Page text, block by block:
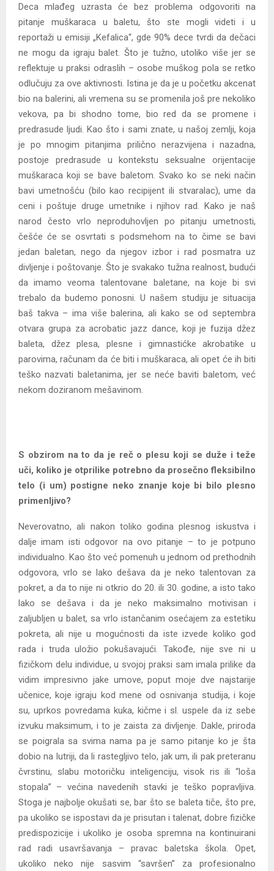
Deca mlađeg uzrasta će bez problema odgovoriti na
pitanje muškaraca u baletu, što ste mogli videti i u
reportaži u emisiji „Kefalica“, gde 90% dece tvrdi da dečaci
ne mogu da igraju balet. Što je tužno, utoliko više jer se
reflektuje u praksi odraslih – osobe muškog pola se retko
odlučuju za ove aktivnosti. Istina je da je u početku akcenat
bio na balerini, ali vremena su se promenila još pre nekoliko
vekova, pa bi shodno tome, bio red da se promene i
predrasude ljudi. Kao što i sami znate, u našoj zemlji, koja
je po mnogim pitanjima prilično nerazvijena i nazadna,
postoje predrasude u kontekstu seksualne orijentacije
muškaraca koji se bave baletom. Svako ko se neki način
bavi umetnošću (bilo kao recipijent ili stvaralac), ume da
ceni i poštuje druge umetnike i njihov rad. Kako je naš
narod često vrlo neproduhovljen po pitanju umetnosti,
češće će se osvrtati s podsmehom na to čime se bavi
jedan baletan, nego da njegov izbor i rad posmatra uz
divljenje i poštovanje. Što je svakako tužna realnost, budući
da imamo veoma talentovane baletane, na koje bi svi
trebalo da budemo ponosni. U našem studiju je situacija
baš takva – ima više balerina, ali kako se od septembra
otvara grupa za acrobatic jazz dance, koji je fuzija džez
baleta, džez plesa, plesne i gimnastićke akrobatike u
parovima, računam da će biti i muškaraca, ali opet će ih biti
teško nazvati baletanima, jer se neće baviti baletom, već
nekom doziranom mešavinom.
S obzirom na to da je reč o plesu koji se duže i teže
uči, koliko je otprilike potrebno da prosečno fleksibilno
telo (i um) postigne neko znanje koje bi bilo plesno
primenljivo?
Neverovatno, ali nakon toliko godina plesnog iskustva i
dalje imam isti odgovor na ovo pitanje – to je potpuno
individualno. Kao što već pomenuh u jednom od prethodnih
odgovora, vrlo se lako dešava da je neko talentovan za
pokret, a da to nije ni otkrio do 20. ili 30. godine, a isto tako
lako se dešava i da je neko maksimalno motivisan i
zaljubljen u balet, sa vrlo istančanim osećajem za estetiku
pokreta, ali nije u mogućnosti da iste izvede koliko god
rada i truda uložio pokušavajući. Takođe, nije sve ni u
fizičkom delu individue, u svojoj praksi sam imala prilike da
vidim impresivno jake umove, poput moje dve najstarije
učenice, koje igraju kod mene od osnivanja studija, i koje
su, uprkos povredama kuka, kičme i sl. uspele da iz sebe
izvuku maksimum, i to je zaista za divljenje. Dakle, priroda
se poigrala sa svima nama pa je samo pitanje ko je šta
dobio na lutriji, da li rastegljivo telo, jak um, ili pak preteranu
čvrstinu, slabu motoričku inteligenciju, visok ris ili “loša
stopala” – većina navedenih stavki je teško popravljiva.
Stoga je najbolje okušati se, bar što se baleta tiče, što pre,
pa ukoliko se ispostavi da je prisutan i talenat, dobre fizičke
predispozicije i ukoliko je osoba spremna na kontinuirani
rad radi usavršavanja – pravac baletska škola. Opet,
ukoliko neko nije sasvim “savršen” za profesionalno